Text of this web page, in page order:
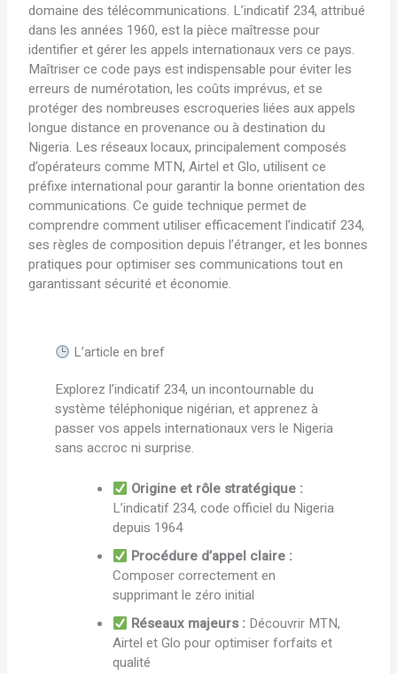
domaine des télécommunications. L’indicatif 234, attribué
dans les années 1960, est la pièce maîtresse pour
identifier et gérer les appels internationaux vers ce pays.
Maîtriser ce code pays est indispensable pour éviter les
erreurs de numérotation, les coûts imprévus, et se
protéger des nombreuses escroqueries liées aux appels
longue distance en provenance ou à destination du
Nigeria. Les réseaux locaux, principalement composés
d’opérateurs comme MTN, Airtel et Glo, utilisent ce
préfixe international pour garantir la bonne orientation des
communications. Ce guide technique permet de
comprendre comment utiliser efficacement l’indicatif 234,
ses règles de composition depuis l’étranger, et les bonnes
pratiques pour optimiser ses communications tout en
garantissant sécurité et économie.
L’article en bref
Explorez l’indicatif 234, un incontournable du
système téléphonique nigérian, et apprenez à
passer vos appels internationaux vers le Nigeria
sans accroc ni surprise.
Origine et rôle stratégique :
L’indicatif 234, code officiel du Nigeria
depuis 1964
Procédure d’appel claire :
Composer correctement en
supprimant le zéro initial
Réseaux majeurs : Découvrir MTN,
Airtel et Glo pour optimiser forfaits et
qualité